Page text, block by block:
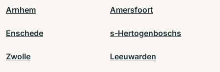
Arnhem Amersfoort
Enschede s-Hertogenboschs
Zwolle Leeuwarden